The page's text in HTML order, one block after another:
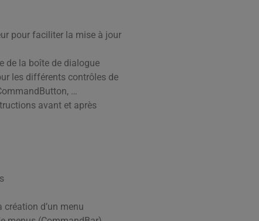
pour faciliter la mise à jour
de la boîte de dialogue
les différents contrôles de
…
avant et après
d’un menu